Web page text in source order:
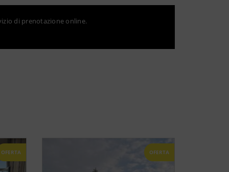
di prenotazione online.
OFERTA OFERTA